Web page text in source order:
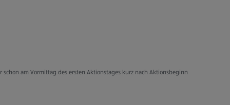
am Vormittag des ersten Aktionstages kurz nach Aktionsbeginn